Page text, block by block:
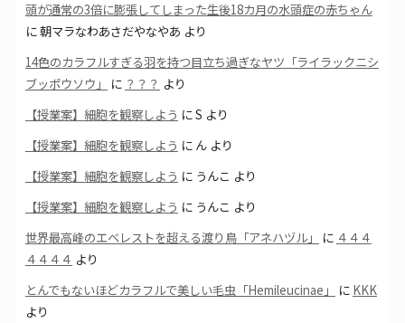
頭が通常の3倍に膨張してしまった生後18カ月の水頭症の赤ちゃん
に朝マラなわあさだやなやあ より
14色のカラフルすぎる羽を持つ目立ち過ぎなヤツ「ライラックニシ
ブッポウソウ」
に ？？？ より
【授業案】細胞を観察しよう にS より
【授業案】細胞を観察しよう に んより
【授業案】細胞を観察しよう に うんこ より
【授業案】細胞を観察しよう に うんこ より
世界最高峰のエベレストを超える渡り鳥「アネハヅル」
に ４４４
４４４４ より
とんでもないほどカラフルで美しい毛虫「Hemileucinae」
に KKK
より